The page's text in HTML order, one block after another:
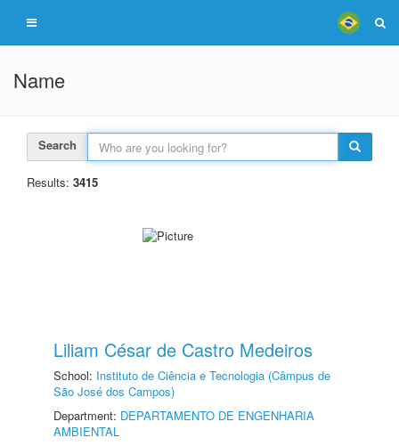
Name
Search
Results: 3415
Liliam César de Castro Medeiros
School: Instituto de Ciência e Tecnologia (Câmpus de
São José dos Campos)
Department: DEPARTAMENTO DE ENGENHARIA
AMBIENTAL